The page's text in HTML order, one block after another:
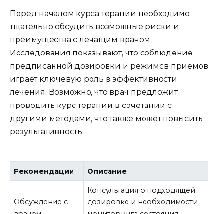
Перед началом курса терапии необходимо
тщательно обсудить возможные риски и
преимущества с лечащим врачом.
Исследования показывают, что соблюдение
предписанной дозировки и режимов приемов
играет ключевую роль в эффективности
лечения. Возможно, что врач предложит
проводить курс терапии в сочетании с
другими методами, что также может повысить
результативность.
Рекомендации Описание
Обсуждение с
Консультация о подходящей
дозировке и необходимости